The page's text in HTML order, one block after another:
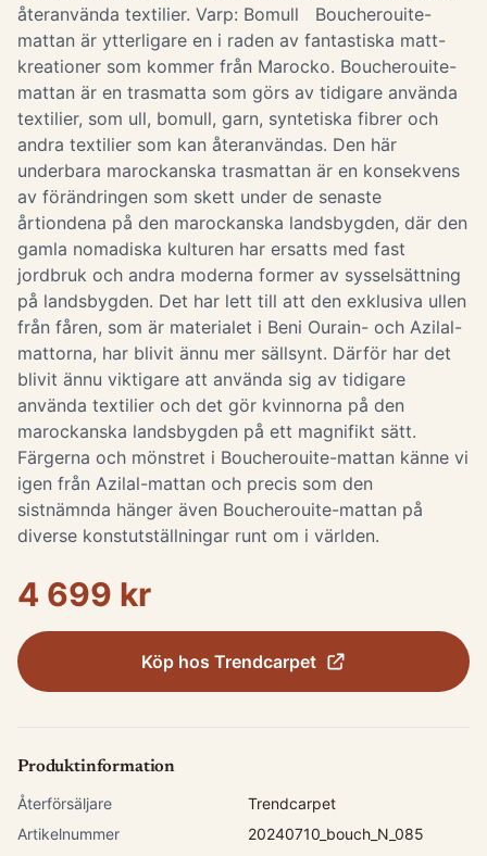
återanvända textilier. Varp: Bomull Boucherouite-
mattan är ytterligare en i raden av fantastiska matt-
kreationer som kommer från Marocko. Boucherouite-
mattan är en trasmatta som görs av tidigare använda
textilier, som ull, bomull, garn, syntetiska fibrer och
andra textilier som kan återanvändas. Den här
underbara marockanska trasmattan är en konsekvens
av förändringen som skett under de senaste
årtiondena på den marockanska landsbygden, där den
gamla nomadiska kulturen har ersatts med fast
jordbruk och andra moderna former av sysselsättning
på landsbygden. Det har lett till att den exklusiva ullen
från fåren, som är materialet i Beni Ourain- och Azilal-
mattorna, har blivit ännu mer sällsynt. Därför har det
blivit ännu viktigare att använda sig av tidigare
använda textilier och det gör kvinnorna på den
marockanska landsbygden på ett magnifikt sätt.
Färgerna och mönstret i Boucherouite-mattan känne vi
igen från Azilal-mattan och precis som den
sistnämnda hänger även Boucherouite-mattan på
diverse konstutställningar runt om i världen.
4 699 kr
Köp hos Trendcarpet
Produktinformation
Återförsäljare
Trendcarpet
Artikelnummer
20240710_bouch_N_085